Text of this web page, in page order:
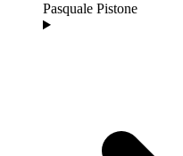
Pasquale Pistone